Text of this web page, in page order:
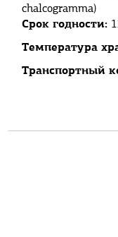
chalcogramma)
Срок годности:
Температура
Транспортный